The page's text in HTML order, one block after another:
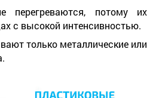
перегреваются, потому их
с высокой интенсивностью.
только металлические или